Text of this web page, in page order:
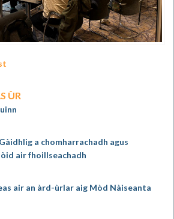
ÙR
a chomharrachadh agus
air fhoillseachadh
air an àrd-ùrlar aig Mòd Nàiseanta